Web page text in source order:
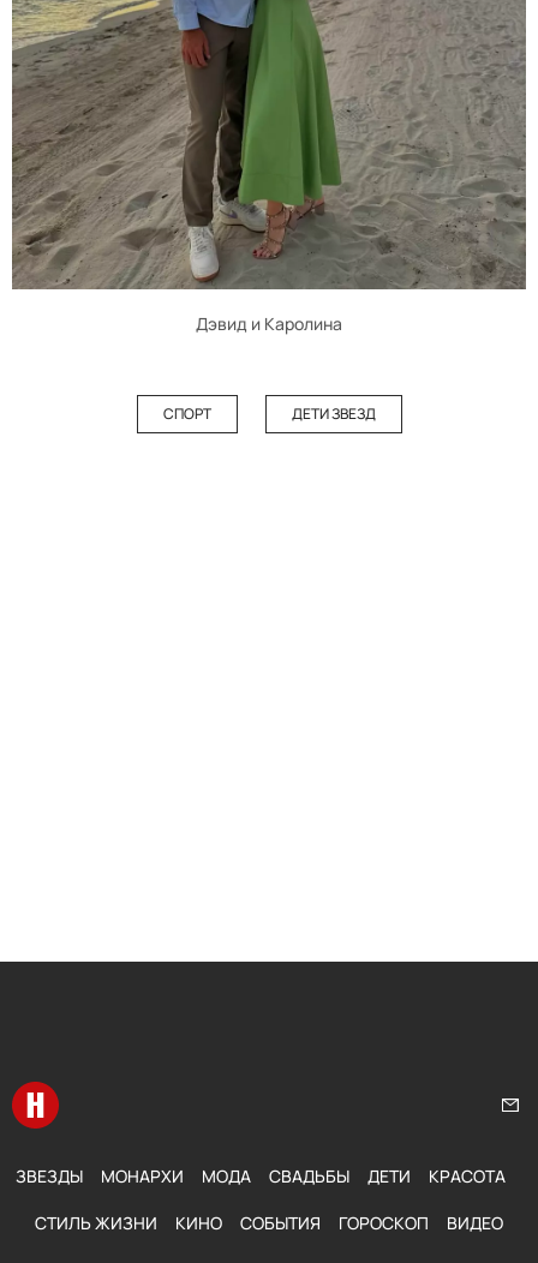
Дэвид и Каролина
СПОРТ ДЕТИ ЗВЕЗД
Перейти на главную
ЗВЕЗДЫ МОНАРХИ МОДА СВАДЬБЫ ДЕТИ КРАСОТА
СТИЛЬ ЖИЗНИ КИНО СОБЫТИЯ ГОРОСКОП ВИДЕО